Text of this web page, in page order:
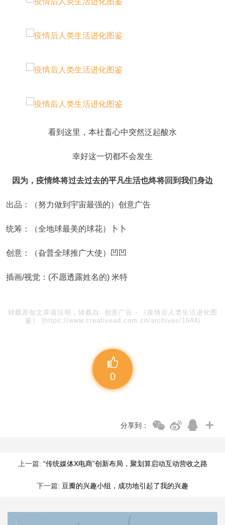
看到这里，本社畜心中突然泛起酸水
幸好这一切都不会发生
因为，疫情终将过去过去的平凡生活也终将回到我们身边
出品：（努力做到宇宙最强的）创意广告
统筹：（全地球最美的球花）卜卜
创意：（旮普全球推广大使）凹凹
插画/视觉：(不愿透露姓名的) 米特
转载原创文章请注明，转载自: 创意广告 -
《疫情后人类生活进化图
鉴》 (https://www.creativead.com.cn/archives/1644)
0
分享到：
上一篇: “传统媒体X电商”创新布局，聚划算启动互动营收之路
下一篇: 豆瓣的兴趣小组，成功地引起了我的兴趣